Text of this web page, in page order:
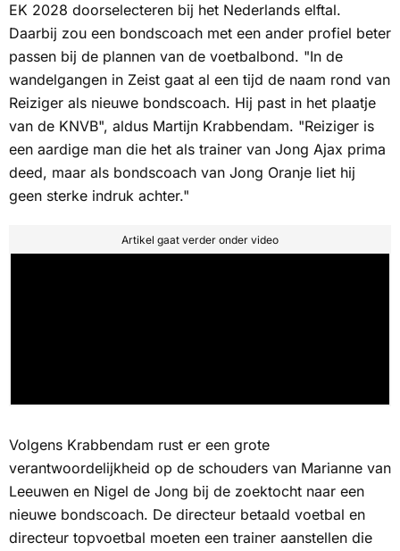
EK 2028 doorselecteren bij het Nederlands elftal.
Daarbij zou een bondscoach met een ander profiel beter
passen bij de plannen van de voetbalbond. "In de
wandelgangen in Zeist gaat al een tijd de naam rond van
Reiziger als nieuwe bondscoach. Hij past in het plaatje
van de KNVB", aldus Martijn Krabbendam. "Reiziger is
een aardige man die het als trainer van Jong Ajax prima
deed, maar als bondscoach van Jong Oranje liet hij
geen sterke indruk achter."
Artikel gaat verder onder video
Volgens Krabbendam rust er een grote
verantwoordelijkheid op de schouders van Marianne van
Leeuwen en Nigel de Jong bij de zoektocht naar een
nieuwe bondscoach. De directeur betaald voetbal en
directeur topvoetbal moeten een trainer aanstellen die